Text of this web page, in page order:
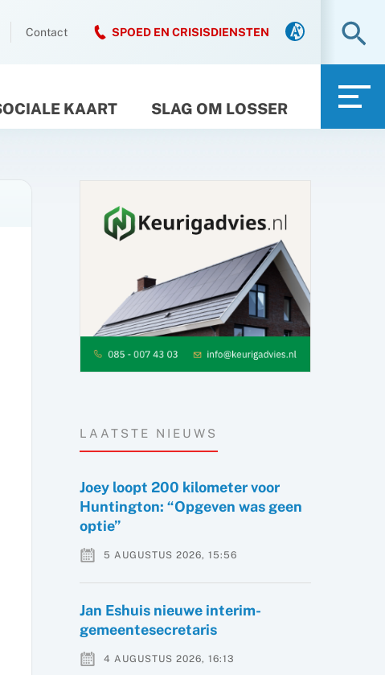
Contact SPOED EN CRISISDIENSTEN
KAART SLAG OM LOSSER
LAATSTE NIEUWS
Joey loopt 200 kilometer voor
Huntington: “Opgeven was geen
optie”
5 AUGUSTUS 2026, 15:56
Jan Eshuis nieuwe interim-
gemeentesecretaris
4 AUGUSTUS 2026, 16:13